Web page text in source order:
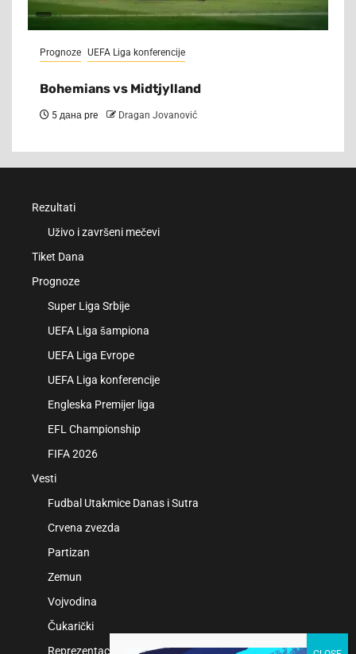
Prognoze UEFA Liga konferencije
Bohemians vs Midtjylland
5 дана pre Dragan Jovanović
Rezultati
Uživo i završeni mečevi
Tiket Dana
Prognoze
Super Liga Srbije
UEFA Liga šampiona
UEFA Liga Evrope
UEFA Liga konferencije
Engleska Premijer liga
EFL Championship
FIFA 2026
Vesti
Fudbal Utakmice Danas i Sutra
Crvena zvezda
Partizan
Zemun
Vojvodina
Čukarički
Reprezentacije